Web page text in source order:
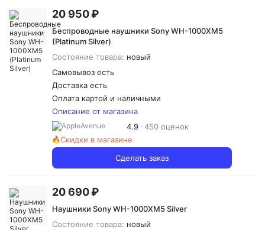
20 950 ₽
Беспроводные наушники Sony WH-1000XM5
(Platinum Silver)
Состояние товара: новый
Самовывоз есть
Доставка есть
Оплата картой и наличными
Описание от магазина
4.9
450 оценок
Скидки в магазине
Сделать заказ
20 690 ₽
Наушники Sony WH-1000XM5 Silver
Состояние товара: новый